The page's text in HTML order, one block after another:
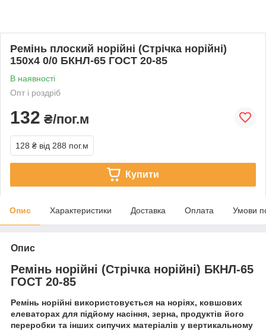
Ремінь плоский норійні (Стрічка норійні)
150х4 0/0 БКНЛ-65 ГОСТ 20-85
В наявності
Опт і роздріб
132 ₴/пог.м
128 ₴ від 288 пог.м
Купити
Опис Характеристики Доставка Оплата Умови
Опис
Ремінь норійні (Стрічка норійні) БКНЛ-65
ГОСТ 20-85
Ремінь норійні використовується на норіях, ковшових
елеваторах для підйому насіння, зерна, продуктів його
переробки та інших сипучих матеріалів у вертикальному